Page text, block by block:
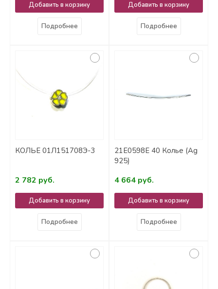
Добавить в корзину
Подробнее
Добавить в корзину
Подробнее
КОЛЬЕ 01Л151708Э-3
2 782 руб.
Добавить в корзину
Подробнее
21Е0598Е 40 Колье (Ag
925)
4 664 руб.
Добавить в корзину
Подробнее